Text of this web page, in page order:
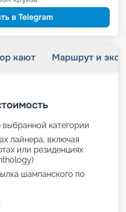
в Telegram
кают Маршрут и
категории
лайнера, включая
или резиденциях
шампанского по